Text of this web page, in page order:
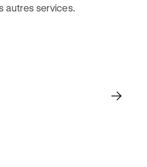
autres services.